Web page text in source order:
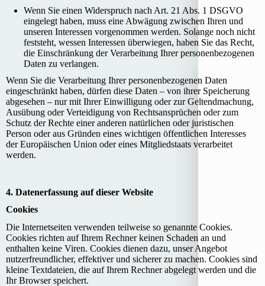
Wenn Sie einen Widerspruch nach Art. 21 Abs. 1 DSGVO
eingelegt haben, muss eine Abwägung zwischen Ihren und
unseren Interessen vorgenommen werden. Solange noch nicht
feststeht, wessen Interessen überwiegen, haben Sie das Recht,
die Einschränkung der Verarbeitung Ihrer personenbezogenen
Daten zu verlangen.
Wenn Sie die Verarbeitung Ihrer personenbezogenen Daten
eingeschränkt haben, dürfen diese Daten – von ihrer Speicherung
abgesehen – nur mit Ihrer Einwilligung oder zur Geltendmachung,
Ausübung oder Verteidigung von Rechtsansprüchen oder zum
Schutz der Rechte einer anderen natürlichen oder juristischen
Person oder aus Gründen eines wichtigen öffentlichen Interesses
der Europäischen Union oder eines Mitgliedstaats verarbeitet
werden.
4. Datenerfassung auf dieser Website
Cookies
Die Internetseiten verwenden teilweise so genannte Cookies.
Cookies richten auf Ihrem Rechner keinen Schaden an und
enthalten keine Viren. Cookies dienen dazu, unser Angebot
nutzerfreundlicher, effektiver und sicherer zu machen. Cookies sind
kleine Textdateien, die auf Ihrem Rechner abgelegt werden und die
Ihr Browser speichert.